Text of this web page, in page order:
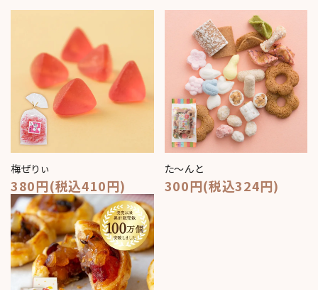
梅ぜりぃ
380円(税込410円)
た～んと
300円(税込324円)